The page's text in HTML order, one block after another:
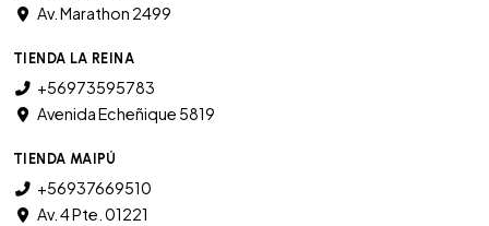
Av. Marathon 2499
TIENDA LA REINA
+56973595783
Avenida Echeñique 5819
TIENDA MAIPÚ
+56937669510
Av. 4 Pte. 01221